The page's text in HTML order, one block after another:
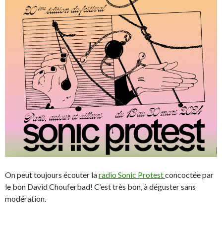
On peut toujours écouter laradio Sonic Protestconcoctée par
le bon David Chouferbad! C’est très bon, à déguster sans
modération.